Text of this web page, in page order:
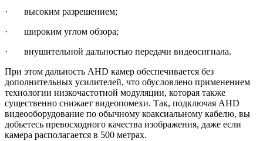
· высоким разрешением;
· широким углом обзора;
· внушительной дальностью передачи видеосигнала.
При этом дальность AHD камер обеспечивается без
дополнительных усилителей, что обусловлено применением
технологии низкочастотной модуляции, которая также
существенно снижает видеопомехи. Так, подключая AHD
видеооборудование по обычному коаксиальному кабелю, вы
добьетесь превосходного качества изображения, даже если
камера располагается в 500 метрах.